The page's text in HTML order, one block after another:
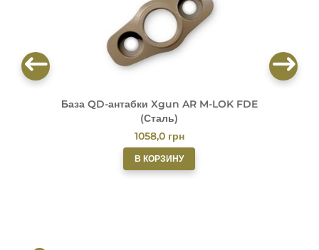
База QD-антабки Xgun AR M-LOK FDE
(Сталь)
1058,0 грн
В КОРЗИНУ